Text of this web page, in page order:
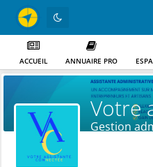
ACCUEIL ANNUAIRE PRO
Votre
Gestion